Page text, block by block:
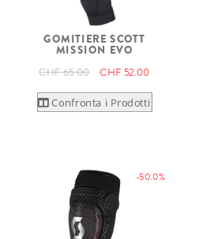
GOMITIERE SCOTT
MISSION EVO
CHF 65.00 CHF 52.00
Confronta i Prodotti
-50.0%